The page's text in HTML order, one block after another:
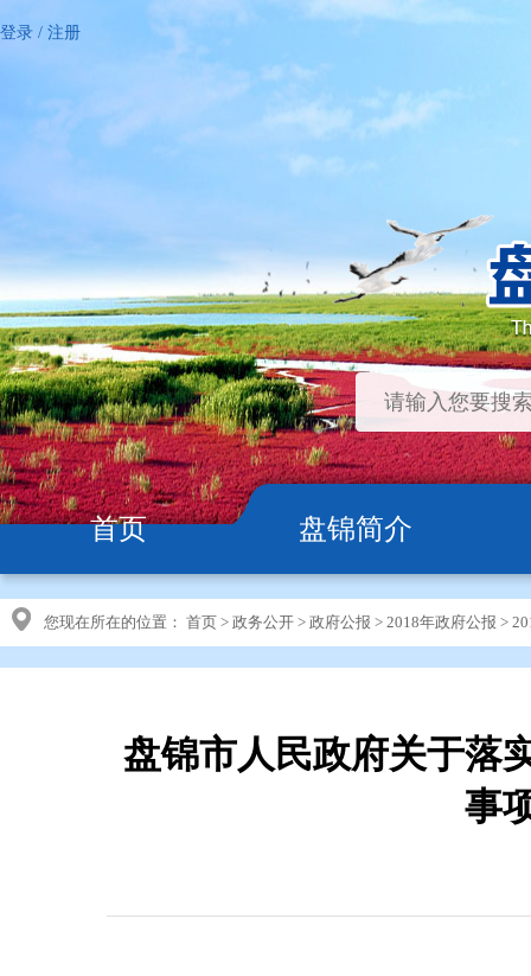
登录 / 注册
首页 盘锦简介
您现在所在的位置： 首页 > 政务公开 > 政府公报 > 2018年政府公报 >
盘锦市人民政府关于落
事